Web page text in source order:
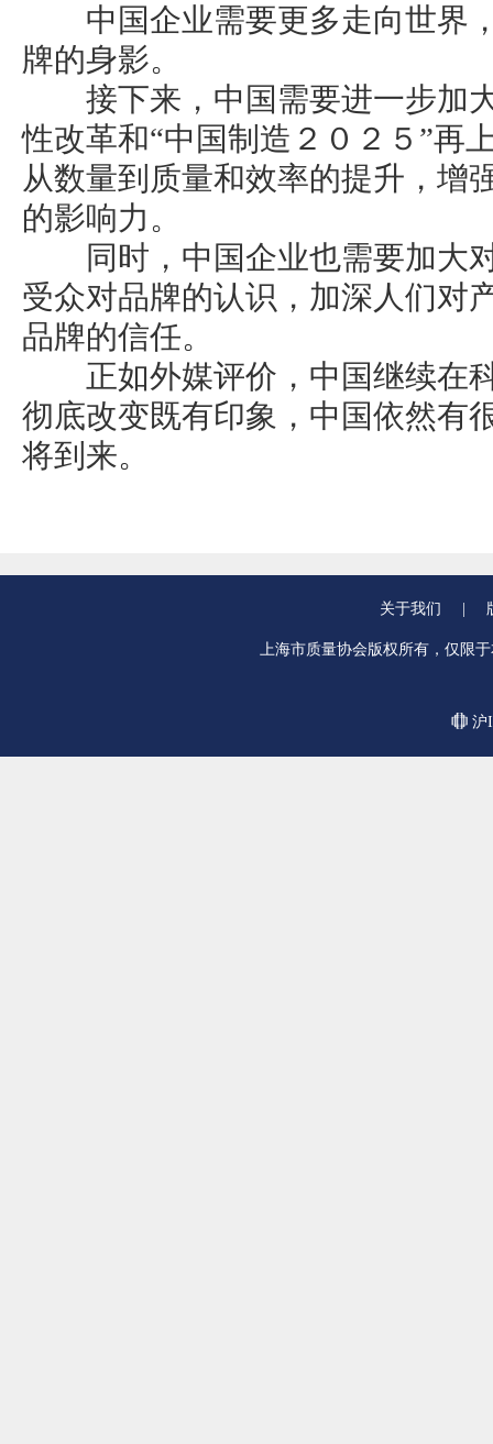
中国企业需要更多走向世界
牌的身影。
接下来，中国需要进一步加
性改革和“中国制造２０２５”再
从数量到质量和效率的提升，增
的影响力。
同时，中国企业也需要加大
受众对品牌的认识，加深人们对
品牌的信任。
正如外媒评价，中国继续在
彻底改变既有印象，中国依然有
将到来。
关于我们
上海市质量协会版权所有，仅限
沪